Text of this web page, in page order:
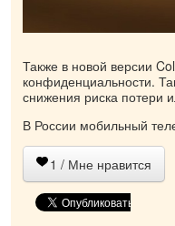
Также в новой версии
конфиденциальности.
снижения риска потери
В России мобильный
1 / Мне нравится